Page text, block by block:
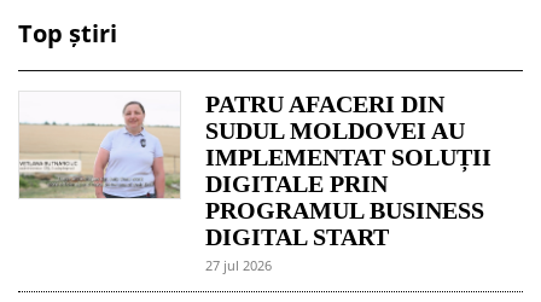
Top știri
PATRU AFACERI DIN
SUDUL MOLDOVEI AU
IMPLEMENTAT SOLUȚII
DIGITALE PRIN
PROGRAMUL BUSINESS
DIGITAL START
27 jul 2026